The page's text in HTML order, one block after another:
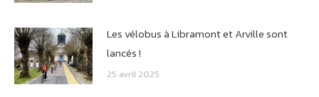
Les vélobus à Libramont et Arville sont
lancés !
25 avril 2025